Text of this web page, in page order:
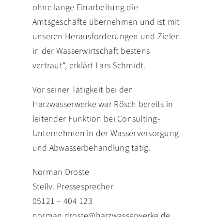
ohne lange Einarbeitung die
Amtsgeschäfte übernehmen und ist mit
unseren Herausforderungen und Zielen
in der Wasserwirtschaft bestens
vertraut“, erklärt Lars Schmidt.
Vor seiner Tätigkeit bei den
Harzwasserwerke war Rösch bereits in
leitender Funktion bei Consulting-
Unternehmen in der Wasserversorgung
und Abwasserbehandlung tätig.
Norman Droste
Stellv. Pressesprecher
05121 – 404 123